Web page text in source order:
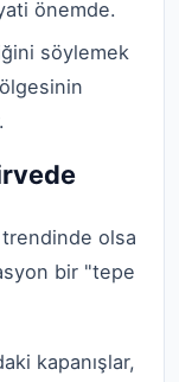
önemde.
söylemek
olsa
bir "tepe
kapanışlar,